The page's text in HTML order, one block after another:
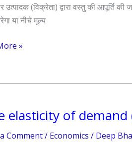
उत्पादक (विक्रेता) द्वारा वस्तु की आपूर्ति की
या नीचे मूल्य
»
elasticity of demand
Comment/ Economics / Deep